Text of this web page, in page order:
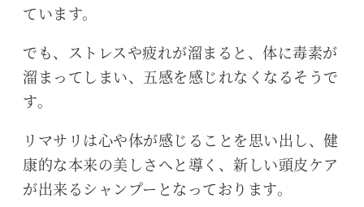
ています。
でも、ストレスや疲れが溜まると、体に毒素が
溜まってしまい、五感を感じれなくなるそうで
す。
リマサリは心や体が感じることを思い出し、健
康的な本来の美しさへと導く、新しい頭皮ケア
が出来るシャンプーとなっております。